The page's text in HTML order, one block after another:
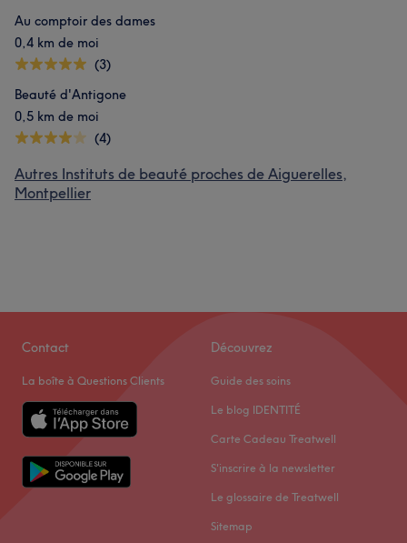
Au comptoir des dames
0,4 km de moi
(3)
Beauté d'Antigone
0,5 km de moi
(4)
Autres Instituts de beauté proches de Aiguerelles,
Montpellier
Contact
La boîte à Questions Clients
Découvrez
Guide des soins
Le blog IDENTITÉ
Carte Cadeau Treatwell
S'inscrire à la newsletter
Le glossaire de Treatwell
Sitemap